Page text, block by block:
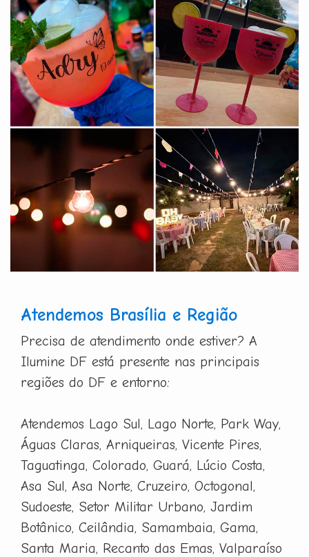
Atendemos Brasília e Região
Precisa de atendimento onde estiver? A
Ilumine DF está presente nas principais
regiões do DF e entorno:
Atendemos Lago Sul, Lago Norte, Park Way,
Águas Claras, Arniqueiras, Vicente Pires,
Taguatinga, Colorado, Guará, Lúcio Costa,
Asa Sul, Asa Norte, Cruzeiro, Octogonal,
Sudoeste, Setor Militar Urbano, Jardim
Botânico, Ceilândia, Samambaia, Gama,
Santa Maria, Recanto das Emas, Valparaíso